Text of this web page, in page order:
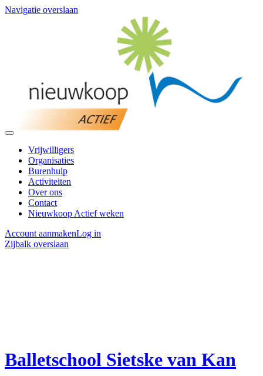
Navigatie overslaan
Vrijwilligers
Organisaties
Burenhulp
Activiteiten
Over ons
Contact
Nieuwkoop Actief weken
Account aanmakenLog in
Zijbalk overslaan
Balletschool Sietske van Kan